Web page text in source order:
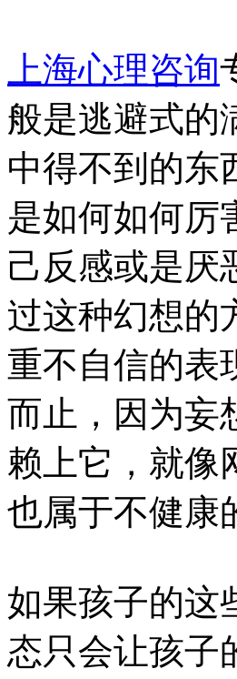
上海心理咨询
般是逃避式的
中得不到的东
是如何如何厉
己反感或是厌
过这种幻想的
重不自信的表
而止，因为妄
赖上它，就像
也属于不健康
如果孩子的这
态只会让孩子